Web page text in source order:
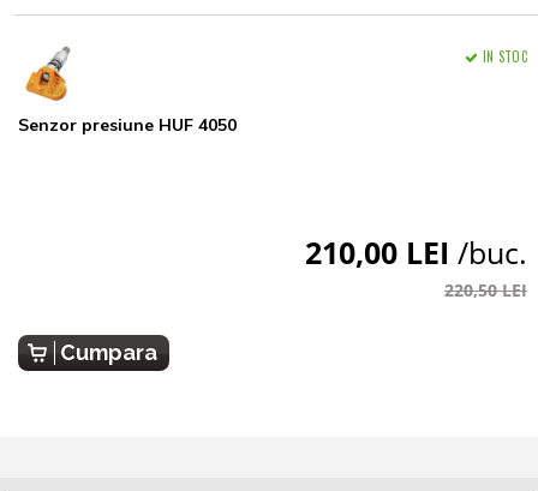
Senzor presiune HUF 4050
IN STOC
210,00 LEI /buc.
220,50 LEI
Cumpara